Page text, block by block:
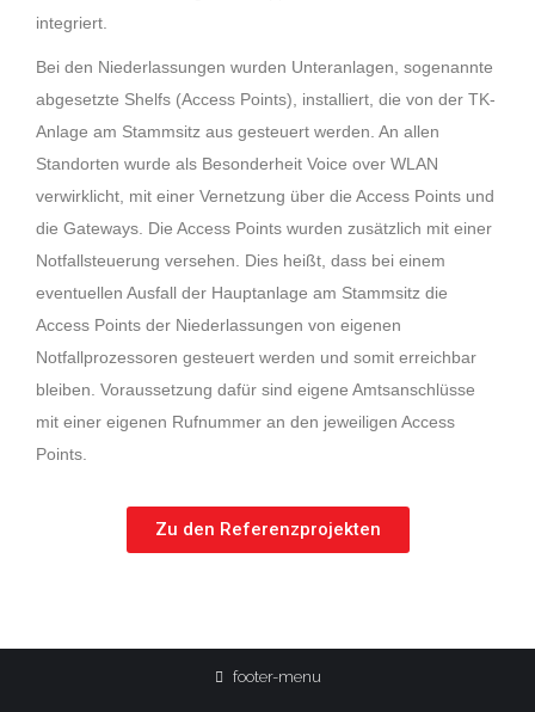
integriert.
Bei den Niederlassungen wurden Unteranlagen, sogenannte
abgesetzte Shelfs (Access Points), installiert, die von der TK-
Anlage am Stammsitz aus gesteuert werden. An allen
Standorten wurde als Besonderheit Voice over WLAN
verwirklicht, mit einer Vernetzung über die Access Points und
die Gateways. Die Access Points wurden zusätzlich mit einer
Notfallsteuerung versehen. Dies heißt, dass bei einem
eventuellen Ausfall der Hauptanlage am Stammsitz die
Access Points der Niederlassungen von eigenen
Notfallprozessoren gesteuert werden und somit erreichbar
bleiben. Voraussetzung dafür sind eigene Amtsanschlüsse
mit einer eigenen Rufnummer an den jeweiligen Access
Points.
Zu den Referenzprojekten
footer-menu